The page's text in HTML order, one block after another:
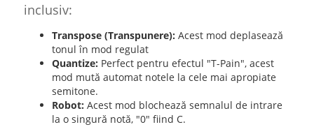
inclusiv:
Transpose (Transpunere): Acest mod deplasează
tonul în mod regulat
Quantize: Perfect pentru efectul "T-Pain", acest
mod mută automat notele la cele mai apropiate
semitone.
Robot: Acest mod blochează semnalul de intrare
la o singură notă, "0" fiind C.